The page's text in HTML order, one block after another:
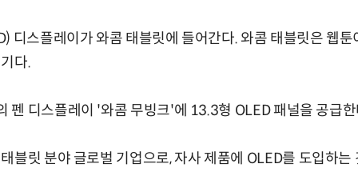
디스플레이가 와콤 태블릿에 들어간다. 와콤 태블릿은 웹
다.
펜 디스플레이 '와콤 무빙크'에 13.3형 OLED 패널을 공급
블릿 분야 글로벌 기업으로, 자사 제품에 OLED를 도입하는